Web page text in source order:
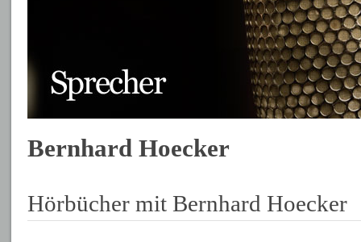
Bernhard Hoecker
Hörbücher mit Bernhard Hoecker